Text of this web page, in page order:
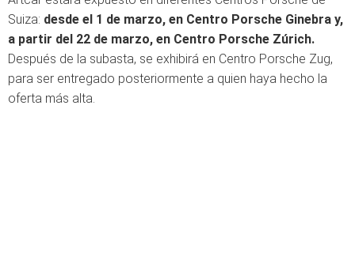
Suiza: desde el 1 de marzo, en Centro Porsche Ginebra y,
a partir del 22 de marzo, en Centro Porsche Zúrich.
Después de la subasta, se exhibirá en Centro Porsche Zug,
para ser entregado posteriormente a quien haya hecho la
oferta más alta.